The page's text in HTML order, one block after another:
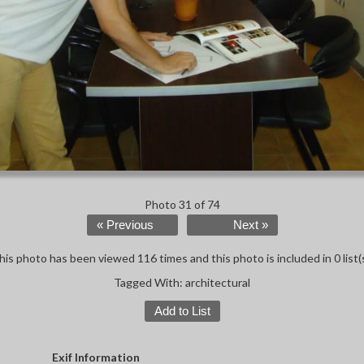
Photo 31 of 74
« Previous Next »
photo has been viewed 116 times and this photo is included in 0
Tagged With: architectural
Add to List
Exif Information